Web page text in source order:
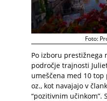
Foto:
Po izboru prestižnega
področje trajnosti
umeščena med 10
oz., kot navajajo v
“pozitivnim učinkom”.